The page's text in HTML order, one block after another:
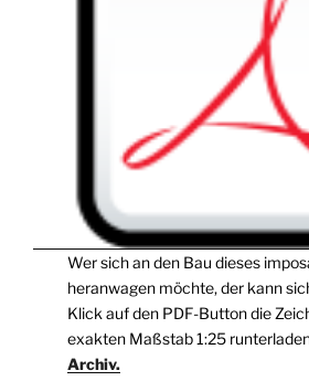
Wer sich an den Bau dieses
heranwagen möchte, der kann
Klick auf den PDF-Button die
exakten Maßstab 1:25
Archiv.